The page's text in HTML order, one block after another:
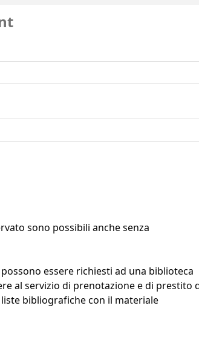
sono possibili anche senza
essere richiesti ad una biblioteca
al servizio di prenotazione e di prestito
bibliografiche con il materiale